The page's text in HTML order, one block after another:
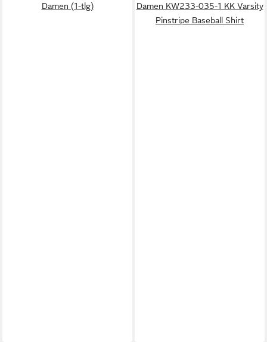
Damen (1-tlg)
Damen KW233-035-1 KK Varsity
Pinstripe Baseball Shirt